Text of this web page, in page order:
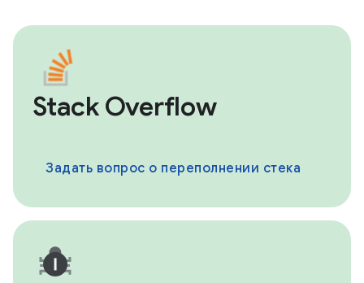
Stack Overflow
Задать вопрос о переполнении стека